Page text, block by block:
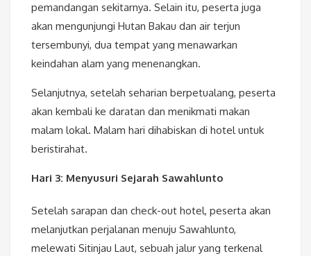
pemandangan sekitarnya. Selain itu, peserta juga
akan mengunjungi Hutan Bakau dan air terjun
tersembunyi, dua tempat yang menawarkan
keindahan alam yang menenangkan.
Selanjutnya, setelah seharian berpetualang, peserta
akan kembali ke daratan dan menikmati makan
malam lokal. Malam hari dihabiskan di hotel untuk
beristirahat.
Hari 3: Menyusuri Sejarah Sawahlunto
Setelah sarapan dan check-out hotel, peserta akan
melanjutkan perjalanan menuju Sawahlunto,
melewati Sitinjau Laut, sebuah jalur yang terkenal